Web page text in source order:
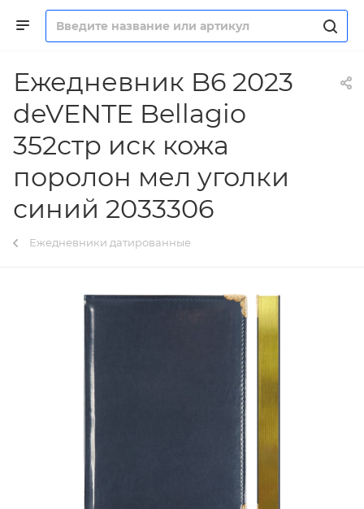
Ежедневник B6 2023
deVENTE Bellagio
352стр иск кожа
поролон мел уголки
синий 2033306
Ежедневники датированные